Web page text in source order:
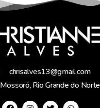
chrisalves13@gmail.com
Mossoró, Rio Grande do Norte